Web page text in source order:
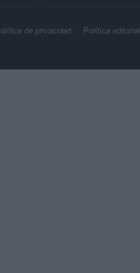
de privacidad Política editorial